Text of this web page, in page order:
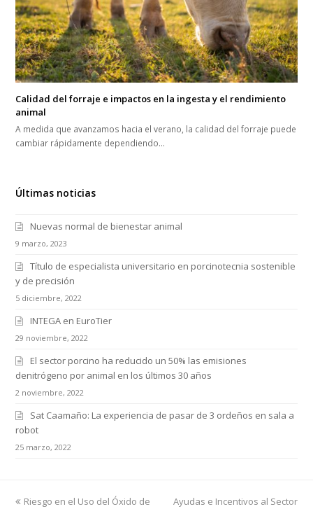
Calidad del forraje e impactos en la ingesta y el rendimiento
animal
A medida que avanzamos hacia el verano, la calidad del forraje puede
cambiar rápidamente dependiendo…
Últimas noticias
Nuevas normal de bienestar animal
9 marzo, 2023
Título de especialista universitario en porcinotecnia sostenible
y de precisión
5 diciembre, 2022
INTEGA en EuroTier
29 noviembre, 2022
El sector porcino ha reducido un 50% las emisiones
denitrógeno por animal en los últimos 30 años
2 noviembre, 2022
Sat Caamaño: La experiencia de pasar de 3 ordeños en sala a
robot
25 marzo, 2022
previous
Riesgo en el Uso del Óxido de
next
Ayudas e Incentivos al Sector